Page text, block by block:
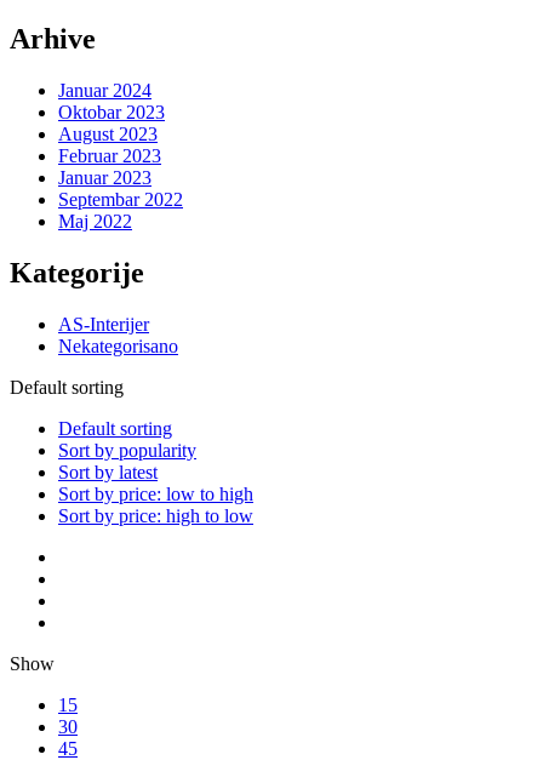
Arhive
Januar 2024
Oktobar 2023
August 2023
Februar 2023
Januar 2023
Septembar 2022
Maj 2022
Kategorije
AS-Interijer
Nekategorisano
Default sorting
Default sorting
Sort by popularity
Sort by latest
Sort by price: low to high
Sort by price: high to low
Show
15
30
45